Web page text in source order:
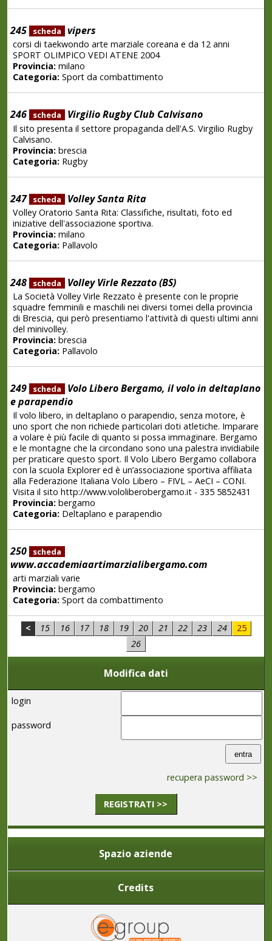
245 scheda vipers
corsi di taekwondo arte marziale coreana e da 12 anni
SPORT OLIMPICO VEDI ATENE 2004
Provincia:milano
Categoria:Sport da combattimento
246 scheda Virgilio Rugby Club Calvisano
Il sito presenta il settore propaganda dell'A.S. Virgilio Rugby
Calvisano.
Provincia:brescia
Categoria:Rugby
247 scheda Volley Santa Rita
Volley Oratorio Santa Rita: Classifiche, risultati, foto ed
iniziative dell'associazione sportiva.
Provincia:milano
Categoria:Pallavolo
248 scheda Volley Virle Rezzato (BS)
La Società Volley Virle Rezzato è presente con le proprie
squadre femminili e maschili nei diversi tornei della provincia
di Brescia, qui però presentiamo l'attività di questi ultimi anni
del minivolley.
Provincia:brescia
Categoria:Pallavolo
249 scheda
Volo Libero Bergamo, il volo in deltaplano
e parapendio
Il volo libero, in deltaplano o parapendio, senza motore, è
uno sport che non richiede particolari doti atletiche. Imparare
a volare è più facile di quanto si possa immaginare. Bergamo
e le montagne che la circondano sono una palestra invidiabile
per praticare questo sport. Il Volo Libero Bergamo collabora
con la scuola Explorer ed è un’associazione sportiva affiliata
alla Federazione Italiana Volo Libero – FIVL – AeCI – CONI.
Visita il sito http://www.vololiberobergamo.it - 335 5852431
Provincia:bergamo
Categoria:Deltaplano e parapendio
250 scheda
www.accademiaartimarzialibergamo.com
arti marziali varie
Provincia:bergamo
Categoria:Sport da combattimento
< 15 16 17 18 19 20 21 22 23 24
25
26
Modifica dati
login
password
recupera password >>
REGISTRATI >>
Spazio aziende
Credits